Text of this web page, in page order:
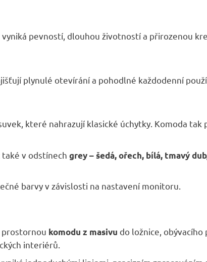
pevností, dlouhou životností a přirozenou
plynulé otevírání a pohodlné každodenní
které nahrazují klasické úchytky. Komoda tak
v odstínech grey – šedá, ořech, bílá, tmavý
barvy v závislosti na nastavení monitoru.
prostornou komodu z masivu do ložnice,
interiérů.